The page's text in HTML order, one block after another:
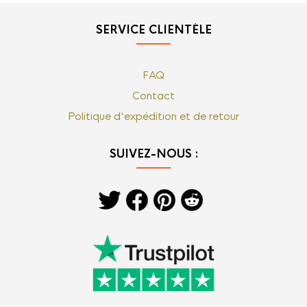
SERVICE CLIENTÈLE
FAQ
Contact
Politique d'expédition et de retour
SUIVEZ-NOUS :